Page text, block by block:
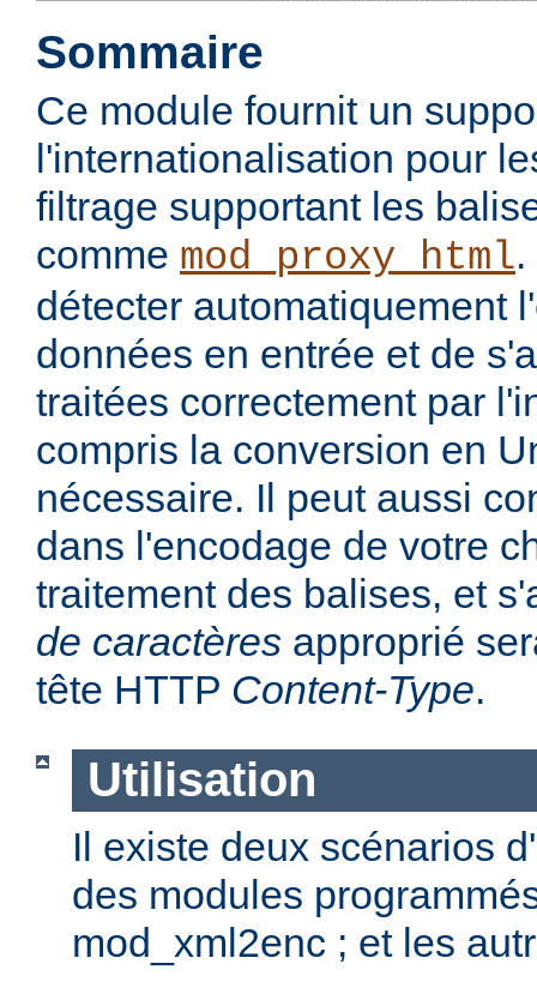
Sommaire
Ce module fournit un
l'internationalisation pour
filtrage supportant les
comme mod_proxy_html
détecter automatiquement
données en entrée et de
traitées correctement par
compris la conversion en
nécessaire. Il peut aussi
dans l'encodage de votre
traitement des balises, et
de caractères approprié
tête HTTP Content-Type.
Utilisation
Il existe deux scénarios
des modules
mod_xml2enc ; et les